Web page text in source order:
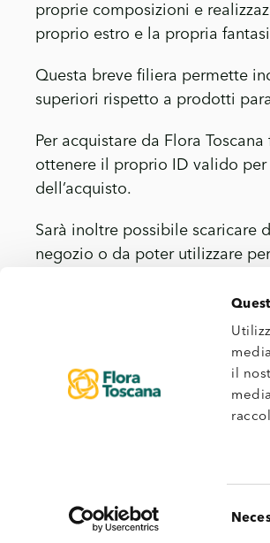
il
del
proprie composizioni e
proprio estro e la propria
Questa breve filiera permette
superiori rispetto a prodotti
Per acquistare da Flora
ottenere il proprio ID valido
dell’acquisto.
Sarà inoltre possibile scaricare
negozio o da poter utilizzare
anche i
vendere fiori certificati
avere a disposizione
allargare la propria
acquisto.
riconoscendo ai lavoratori un
empowerment.